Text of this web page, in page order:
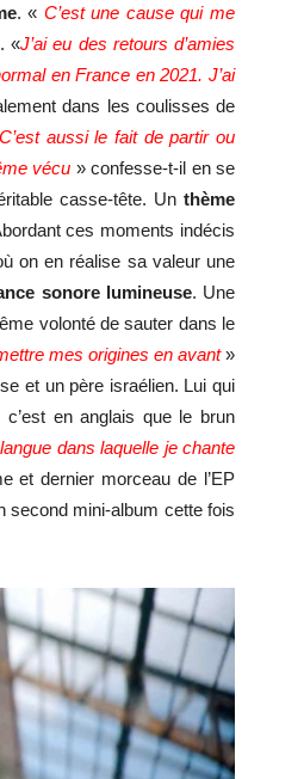
. « C’est une cause qui me
«J’ai eu des retours d’amies
en France en 2021. J’ai
dans les coulisses de
C’est aussi le fait de partir ou
vécu » confesse-t-il en se
casse-tête. Un thème
ces moments indécis
on en réalise sa valeur une
sonore lumineuse. Une
volonté de sauter dans le
mes origines en avant»
et un père israélien. Lui qui
en anglais que le brun
dans laquelle je chante
et dernier morceau de l’EP
second mini-album cette fois